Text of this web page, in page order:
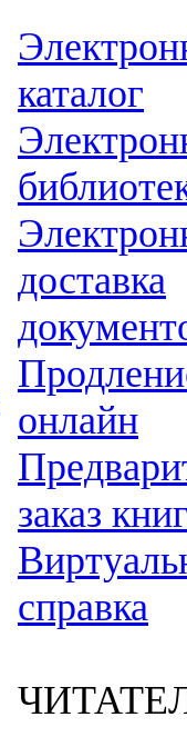
каталог
доставка
онлайн
заказ
справка